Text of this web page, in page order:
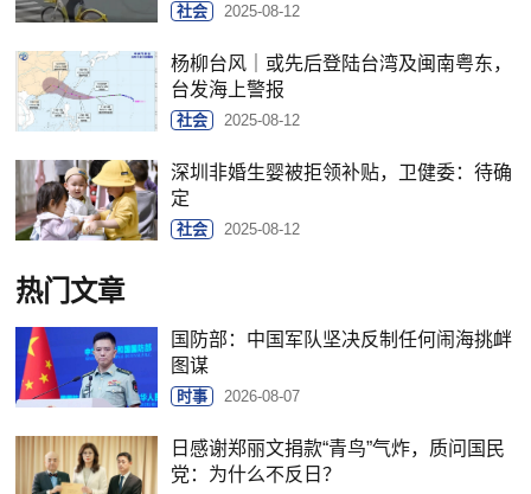
社会 2025-08-12
杨柳台风｜或先后登陆台湾及闽南粤东，
台发海上警报
社会 2025-08-12
深圳非婚生婴被拒领补贴，卫健委：待确
定
社会 2025-08-12
热门文章
国防部：中国军队坚决反制任何闹海挑衅
图谋
时事 2026-08-07
日感谢郑丽文捐款“青鸟”气炸，质问国民
党：为什么不反日？